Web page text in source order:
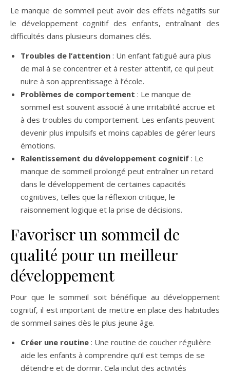
Le manque de sommeil peut avoir des effets négatifs sur
le développement cognitif des enfants, entraînant des
difficultés dans plusieurs domaines clés.
Troubles de l’attention : Un enfant fatigué aura plus
de mal à se concentrer et à rester attentif, ce qui peut
nuire à son apprentissage à l’école.
Problèmes de comportement : Le manque de
sommeil est souvent associé à une irritabilité accrue et
à des troubles du comportement. Les enfants peuvent
devenir plus impulsifs et moins capables de gérer leurs
émotions.
Ralentissement du développement cognitif : Le
manque de sommeil prolongé peut entraîner un retard
dans le développement de certaines capacités
cognitives, telles que la réflexion critique, le
raisonnement logique et la prise de décisions.
Favoriser un sommeil de
qualité pour un meilleur
développement
Pour que le sommeil soit bénéfique au développement
cognitif, il est important de mettre en place des habitudes
de sommeil saines dès le plus jeune âge.
Créer une routine : Une routine de coucher régulière
aide les enfants à comprendre qu’il est temps de se
détendre et de dormir. Cela inclut des activités